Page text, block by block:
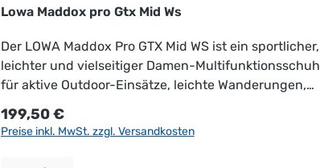
Lowa Maddox pro Gtx Mid Ws
Der LOWA Maddox Pro GTX Mid WS ist ein sportlicher,
leichter und vielseitiger Damen-Multifunktionsschuh
für aktive Outdoor-Einsätze, leichte Wanderungen,
Tragekomfort mit zuverlässigem Wetterschutz und
stabiler Unterstützung – ideal für Damen, die einen
Regulärer Preis:
199,50 €
Preise inkl. MwSt. zzgl. Versandkosten